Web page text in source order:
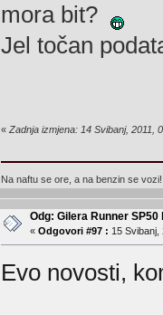
mora bit?
Jel točan
« Zadnja izmjena: 14 Svibanj, 2011,
Na naftu se ore, a na benzin se vozi!
Odg: Gilera Runner SP50
« Odgovori #97 : 15 Svibanj,
Evo novosti,